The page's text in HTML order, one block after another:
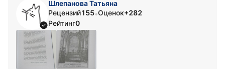
Шлепанова Татьяна
Рецензий155•Оценок+282
Рейтинг0